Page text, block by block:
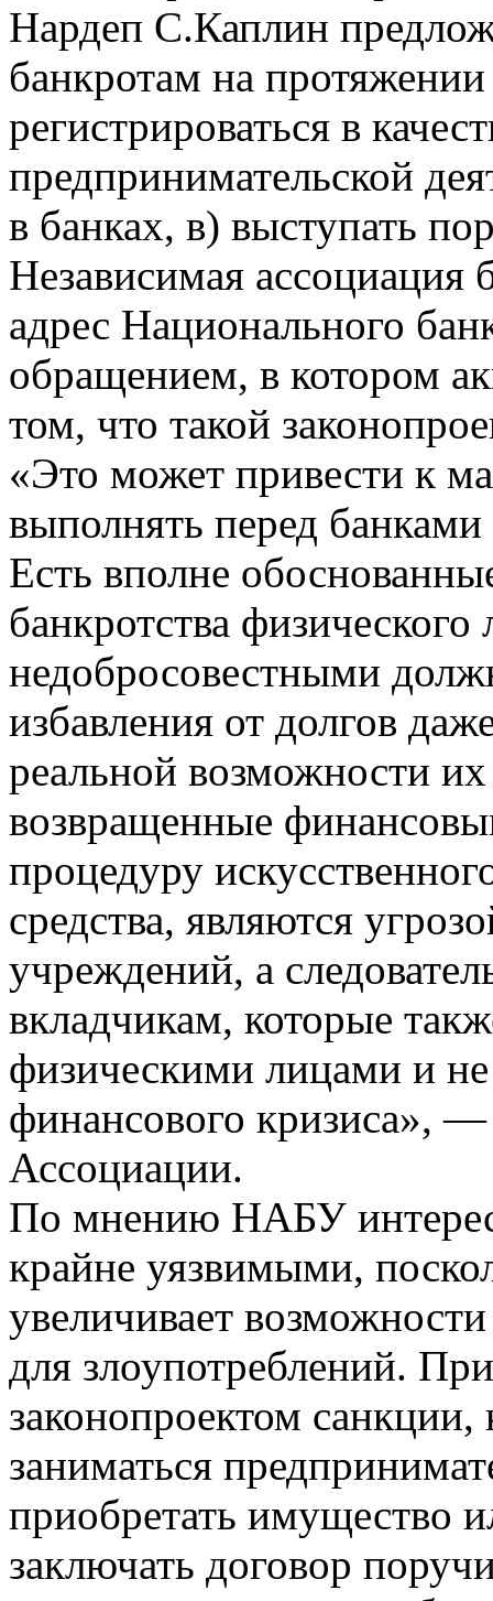
Нардеп С.Каплин
банкротам на протяжении
регистрироваться в
предпринимательской
в банках, в) выступать
Независимая
адрес Национального
обращением, в котором
том, что такой
«Это может привести к
выполнять перед банками
Есть вполне
банкротства физического
недобросовестными
избавления от долгов
реальной возможности
возвращенные
процедуру
средства, являются
учреждений, а
вкладчикам, которые
физическими лицами и
финансового кризиса», —
Ассоциации.
По мнению НАБУ
крайне уязвимыми,
увеличивает
для злоупотреблений.
законопроектом санкции,
заниматься
приобретать имущество
заключать договор